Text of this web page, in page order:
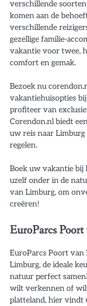
verschillende
komen aan de
verschillende
gezellige familie-
vakantie voor twee,
comfort en gemak.
Bezoek nu
vakantiehuisopties
profiteer van
Corendon.nl biedt
uw reis naar
regelen.
Boek uw vakantie bij
uzelf onder in de
van Limburg, om
creëren!
EuroParcs
EuroParcs Poort
Limburg, de ideale
natuur perfect
wilt verkennen of
platteland, hier vindt